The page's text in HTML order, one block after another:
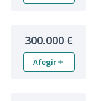
300.000 €
Afegir